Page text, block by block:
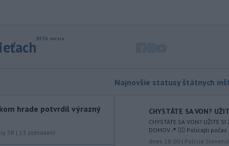
šesťmesačnej výpovednej lehoty.
vyvolali v hornatých oblastiach
Rakúska povodne a
hrade potvrdil výrazný
SR | 13 zobrazení
Najnovšie statusy štátnych
CHYSTÁTE SA VON?
CHYSTÁTE SA VON? UŽITE
DOMOV📍 👮‍♂️ Policajti
dnes 18:00 | Polícia